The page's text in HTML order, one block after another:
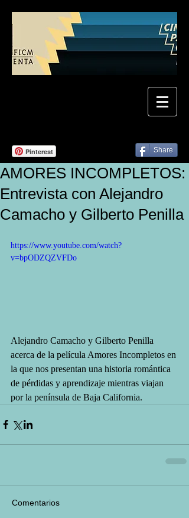
Pinterest Share
AMORES INCOMPLETOS:
Entrevista con Alejandro
Camacho y Gilberto Penilla
https://www.youtube.com/watch?
v=bpODZQZVFDo
Alejandro Camacho y Gilberto Penilla
acerca de la película Amores Incompletos en
la que nos presentan una historia romántica
de pérdidas y aprendizaje mientras viajan
por la península de Baja California.
Comentarios